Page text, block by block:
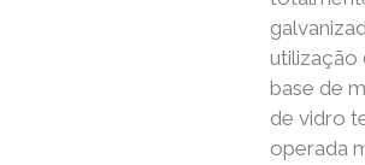
utilização
base de
de vidro
operada